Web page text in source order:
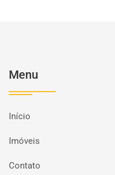
Menu
Início
Imóveis
Contato